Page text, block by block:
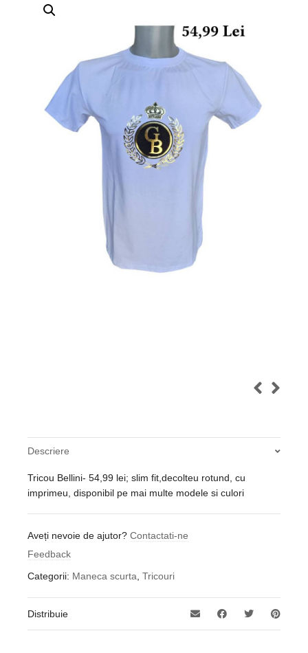
Descriere
Tricou Bellini- 54,99 lei; slim fit,decolteu rotund, cu
imprimeu, disponibil pe mai multe modele si culori
Aveți nevoie de ajutor? Contactati-ne
Feedback
Categorii: Maneca scurta Tricouri
Distribuie